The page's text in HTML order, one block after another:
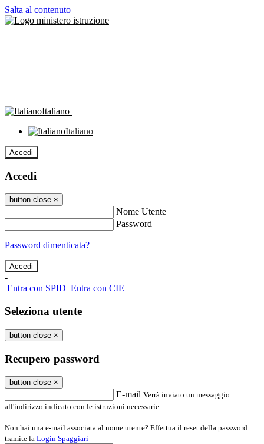
Salta al contenuto
Italiano
Italiano
Accedi
Accedi
button close ×
Nome Utente
Password
Password dimenticata?
-
Entra con SPID Entra con CIE
Seleziona utente
button close ×
Recupero password
button close ×
E-mail Verrà inviato un messaggio
all'indirizzo indicato con le istruzioni necessarie.
Non hai una e-mail associata al nome utente? Effettua il reset della password
tramite la Login Spaggiari